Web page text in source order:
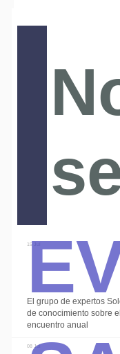
15 Jul
El grupo de expertos
de conocimiento sobre
encuentro anual
08 Jul